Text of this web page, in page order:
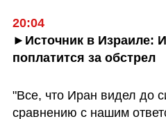
20:04
►Источник в Израиле:
поплатится за обстрел
"Все, что Иран видел до
сравнению с нашим